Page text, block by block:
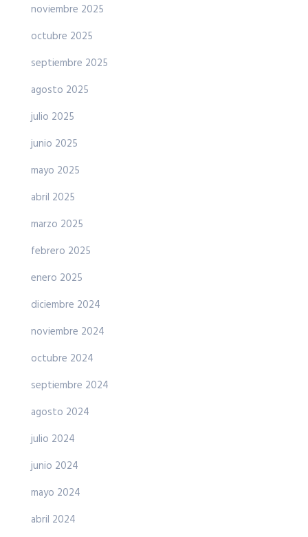
noviembre 2025
octubre 2025
septiembre 2025
agosto 2025
julio 2025
junio 2025
mayo 2025
abril 2025
marzo 2025
febrero 2025
enero 2025
diciembre 2024
noviembre 2024
octubre 2024
septiembre 2024
agosto 2024
julio 2024
junio 2024
mayo 2024
abril 2024